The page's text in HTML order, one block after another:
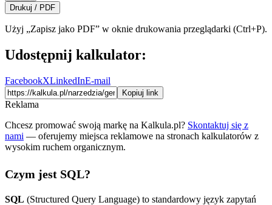
Drukuj / PDF
Użyj „Zapisz jako PDF” w oknie drukowania przeglądarki (Ctrl+P).
Udostępnij kalkulator:
FacebookXLinkedInE-mail
Kopiuj link
Reklama
Chcesz promować swoją markę na Kalkula.pl? Skontaktuj się z
nami — oferujemy miejsca reklamowe na stronach kalkulatorów z
wysokim ruchem organicznym.
Czym jest SQL?
SQL (Structured Query Language) to standardowy język zapytań